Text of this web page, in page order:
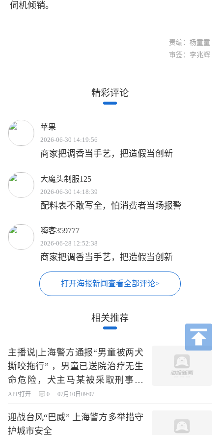
伺机倾销。
责编：杨童童
审签：李兆辉
精彩评论
苹果
2026-06-30 14:19:56
商家把调香当手艺，把造假当创新
大魔头制服125
2026-06-30 14:18:39
配料表不敢写全，怕消费者当场报警
嗨客359777
2026-06-28 12:52:38
商家把调香当手艺，把造假当创新
打开海报新闻查看全部评论>
相关推荐
主播说|上海警方通报“男童被两犬
撕咬拖行” ，男童已送院治疗无生
命危险，犬主马某被采取刑事措
施，犬只被收容
APP打开 0 07月10日09:07
迎战台风“巴威” 上海警方多举措守
护城市安全